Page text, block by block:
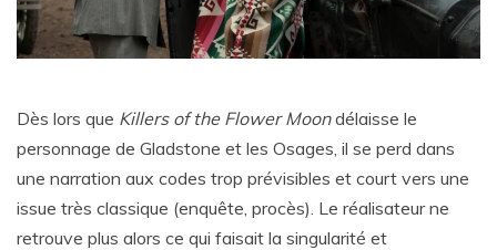
Dès lors que Killers of the Flower Moondélaisse le
personnage de Gladstone et les Osages, il se perd dans
une narration aux codes trop prévisibles et court vers une
issue très classique (enquête, procès). Le réalisateur ne
retrouve plus alors ce qui faisait la singularité et